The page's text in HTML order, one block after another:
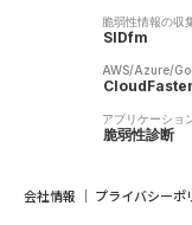
脆弱性情報の収
SIDfm
AWS/Azure/
アプリケーショ
脆弱性診断
会社情報 プライバシーポ